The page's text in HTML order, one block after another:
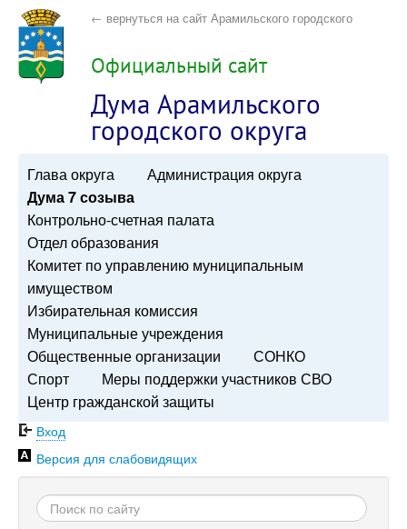
← вернуться на сайт Арамильского городского
округа
Официальный сайт
Дума Арамильского
городского округа
Глава округа
Администрация округа
Дума 7 созыва
Контрольно-счетная палата
Отдел образования
Комитет по управлению муниципальным
имуществом
Избирательная комиссия
Муниципальные учреждения
Общественные организации
СОНКО
Спорт
Меры поддержки участников СВО
Центр гражданской защиты
Вход
Версия для слабовидящих